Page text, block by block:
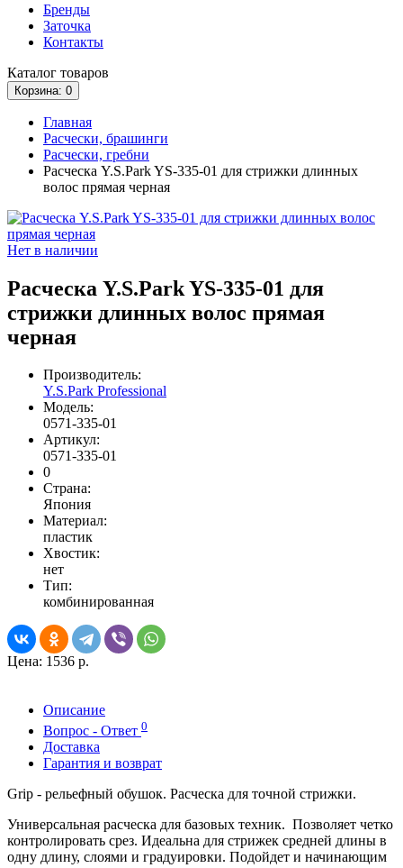
Бренды
Заточка
Контакты
Каталог товаров
Корзина: 0
Главная
Расчески, брашинги
Расчески, гребни
Расческа Y.S.Park YS-335-01 для стрижки длинных
волос прямая черная
Нет в наличии
Расческа Y.S.Park YS-335-01 для
стрижки длинных волос прямая
черная
Производитель:
Y.S.Park Professional
Модель:
0571-335-01
Артикул:
0571-335-01
0
Страна:
Япония
Материал:
пластик
Хвостик:
нет
Тип:
комбинированная
Цена: 1536 р.
Описание
Вопрос - Ответ 0
Доставка
Гарантия и возврат
Grip - рельефный обушок. Расческа для точной стрижки.
Универсальная расческа для базовых техник. Позволяет четко
контролировать срез. Идеальна для стрижек средней длины в
одну длину, слоями и градуировки. Подойдет и начинающим